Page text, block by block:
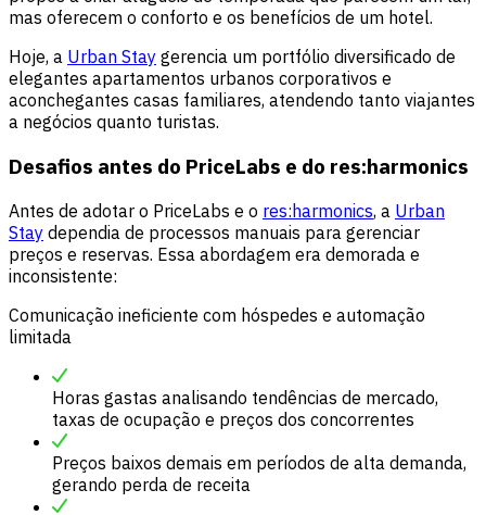
mas oferecem o conforto e os benefícios de um hotel.
Hoje, a Urban Stay gerencia um portfólio diversificado de
elegantes apartamentos urbanos corporativos e
aconchegantes casas familiares, atendendo tanto viajantes
a negócios quanto turistas.
Desafios antes do PriceLabs e do res:harmonics
Antes de adotar o PriceLabs e o res:harmonics, a Urban
Stay dependia de processos manuais para gerenciar
preços e reservas. Essa abordagem era demorada e
inconsistente:
Comunicação ineficiente com hóspedes e automação
limitada
Horas gastas analisando tendências de mercado,
taxas de ocupação e preços dos concorrentes
Preços baixos demais em períodos de alta demanda,
gerando perda de receita